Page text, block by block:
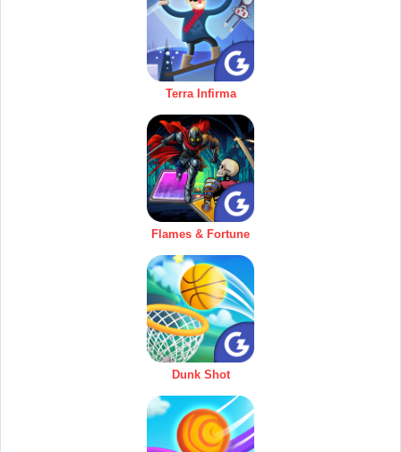
Terra Infirma
Flames & Fortune
Dunk Shot